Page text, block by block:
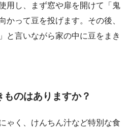
用し、まず窓や扉を開けて「鬼
かって豆を投げます。その後、
と言いながら家の中に豆をまき
のはありますか？
ゃく、けんちん汁など特別な食